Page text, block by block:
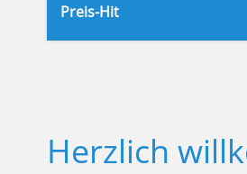
Preis-Hit
Herzlich